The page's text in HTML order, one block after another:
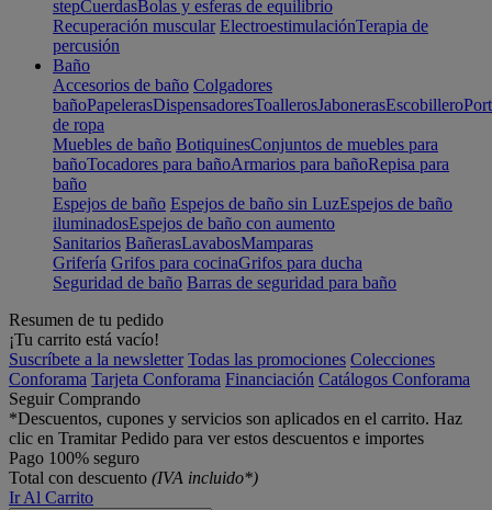
stepCuerdasBolas y esferas de equilibrio
Recuperación muscular ElectroestimulaciónTerapia de
percusión
Baño
Accesorios de baño Colgadores
bañoPapelerasDispensadoresToallerosJabonerasEscobillero
de ropa
Muebles de baño BotiquinesConjuntos de muebles para
bañoTocadores para bañoArmarios para bañoRepisa para
baño
Espejos de baño Espejos de baño sin LuzEspejos de baño
iluminadosEspejos de baño con aumento
Sanitarios BañerasLavabosMamparas
Grifería Grifos para cocinaGrifos para ducha
Seguridad de baño Barras de seguridad para baño
Resumen de tu pedido
¡Tu carrito está vacío!
Suscríbete a la newsletter Todas las promociones Colecciones
Conforama Tarjeta Conforama Financiación Catálogos Conforama
Seguir Comprando
*Descuentos, cupones y servicios son aplicados en el carrito. Haz
clic en Tramitar Pedido para ver estos descuentos e importes
Pago 100% seguro
Total con descuento (IVA incluido*)
Ir Al Carrito